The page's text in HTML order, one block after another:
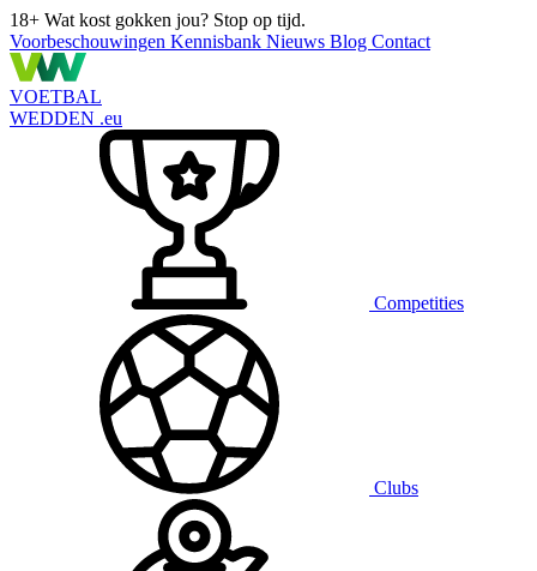
18+ Wat kost gokken jou? Stop op tijd.
Voorbeschouwingen Kennisbank Nieuws Blog Contact
VOETBAL
WEDDEN .eu
Competities
Clubs